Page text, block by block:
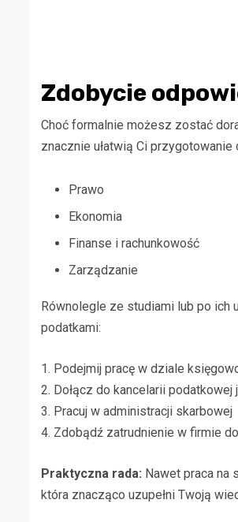
Zdobycie
Choć formalnie możesz zostać
znacznie ułatwią Ci przygotowanie
Prawo
Ekonomia
Finanse i rachunkowość
Zarządzanie
Równolegle ze studiami lub po
podatkami:
1. Podejmij pracę w dziale
2. Dołącz do kancelarii
3. Pracuj w administracji skarbowej
4. Zdobądź zatrudnienie w firmie
Praktyczna rada: Nawet praca na
która znacząco uzupełni Twoją